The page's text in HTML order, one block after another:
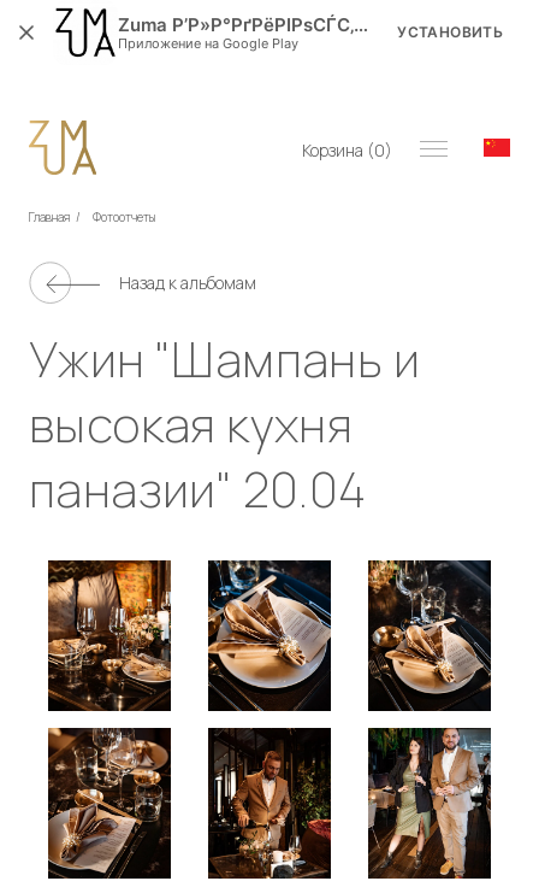
Корзина (0)
Главная / Фотоотчеты
Назад к альбомам
Ужин "Шампань и
высокая кухня
паназии" 20.04
Zuma Р’Р»Р°РґРёРІРѕСЃС‚РѕРє
Приложение на Google Play
УСТАНОВИТЬ